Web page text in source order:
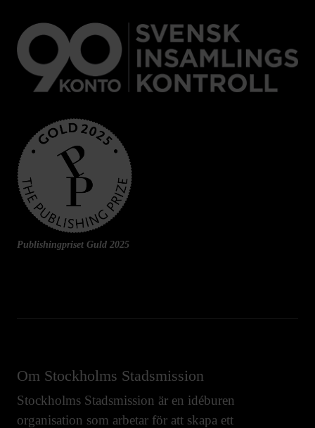
Publishingpriset Guld 2025
Om Stockholms Stadsmission
Stockholms Stadsmission är en idéburen
organisation som arbetar för att skapa ett